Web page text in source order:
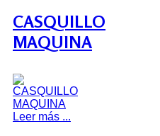
CASQUILLO
MAQUINA
Leer más ...